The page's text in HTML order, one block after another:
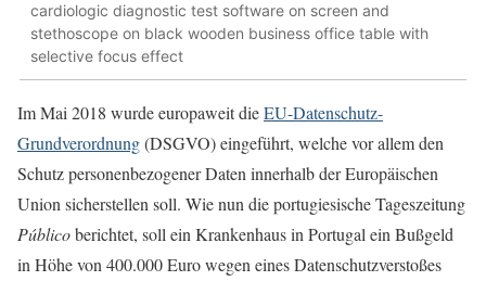
cardiologic diagnostic test software on screen and
stethoscope on black wooden business office table with
selective focus effect
Im Mai 2018 wurde europaweit dieEU-Datenschutz-
Grundverordnung(DSGVO) eingeführt, welche vor allem den
Schutz personenbezogener Daten innerhalb der Europäischen
Union sicherstellen soll. Wie nun die portugiesische Tageszeitung
Públicoberichtet, soll ein Krankenhaus in Portugal ein Bußgeld
in Höhe von 400.000 Euro wegen eines Datenschutzverstoßes